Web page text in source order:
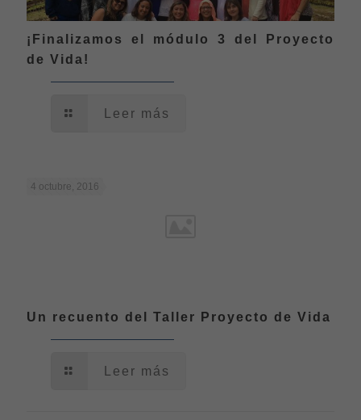
¡Finalizamos el módulo 3 del Proyecto
de Vida!
Leer más
4 octubre, 2016
Un recuento del Taller Proyecto de Vida
Leer más